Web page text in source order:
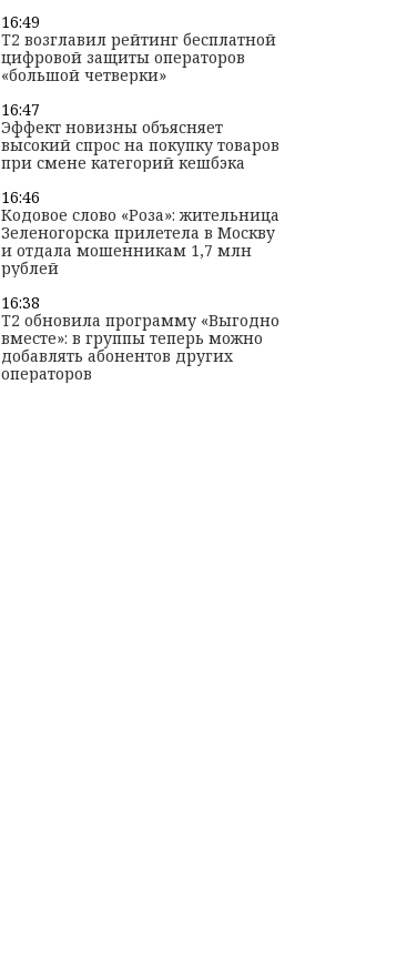
16:49
T2 возглавил рейтинг бесплатной
цифровой защиты операторов
«большой четверки»
16:47
Эффект новизны объясняет
высокий спрос на покупку товаров
при смене категорий кешбэка
16:46
Кодовое слово «Роза»: жительница
Зеленогорска прилетела в Москву
и отдала мошенникам 1,7 млн
рублей
16:38
T2 обновила программу «Выгодно
вместе»: в группы теперь можно
добавлять абонентов других
операторов